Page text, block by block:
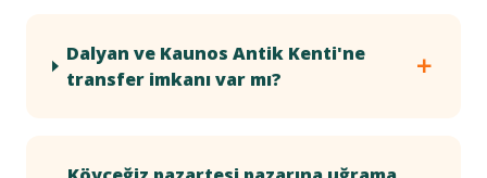
Dalyan ve Kaunos Antik Kenti'ne
transfer imkanı var mı?